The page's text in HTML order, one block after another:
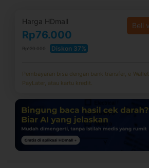
Harga HDmall
Rp76.000
Rp120.000 Diskon 37%
Beli
Pembayaran bisa dengan bank transfer, e-
PayLater, atau kartu kredit.